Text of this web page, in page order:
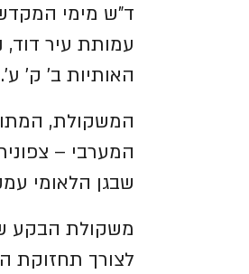
ד"ש מימי
עמותת עיר
האותיות ב' ק' ע'.
המשקולת,
המערבי –
שבגן הלאומי
משקולת הבקע
לצורך תחזוקת